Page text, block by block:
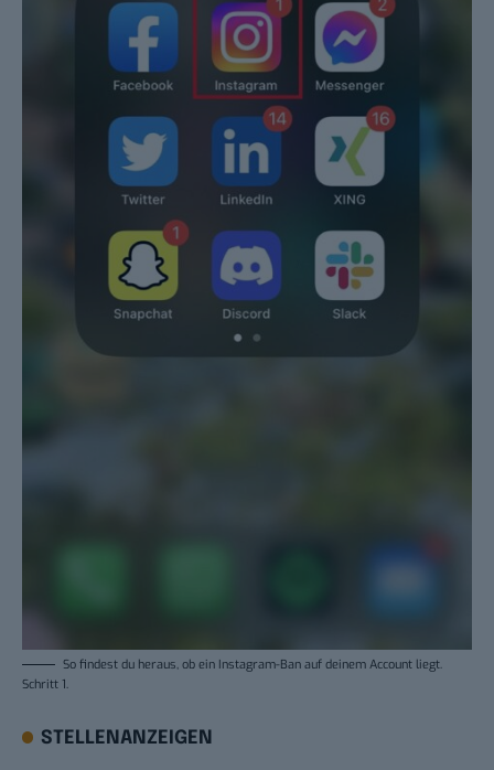
So findest du heraus, ob ein Instagram-Ban auf deinem Account liegt.
Schritt 1.
STELLENANZEIGEN